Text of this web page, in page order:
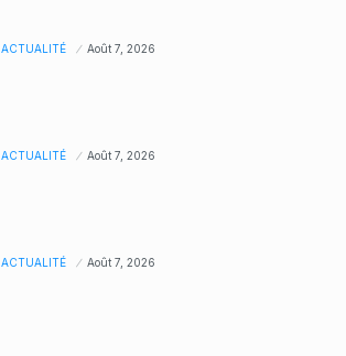
ACTUALITÉ Août 7, 2026
ACTUALITÉ Août 7, 2026
ACTUALITÉ Août 7, 2026